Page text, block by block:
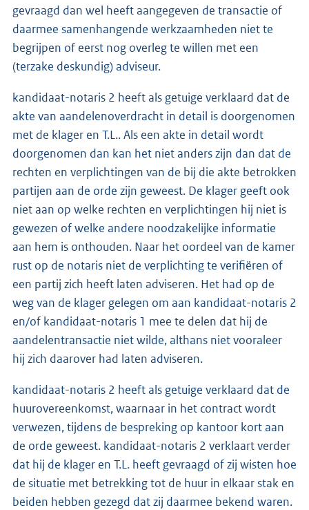
gevraagd dan wel heeft aangegeven de transactie of
daarmee samenhangende werkzaamheden niet te
begrijpen of eerst nog overleg te willen met een
(terzake deskundig) adviseur.
kandidaat-notaris 2 heeft als getuige verklaard dat de
akte van aandelenoverdracht in detail is doorgenomen
met de klager en T.L.. Als een akte in detail wordt
doorgenomen dan kan het niet anders zijn dan dat de
rechten en verplichtingen van de bij die akte betrokken
partijen aan de orde zijn geweest. De klager geeft ook
niet aan op welke rechten en verplichtingen hij niet is
gewezen of welke andere noodzakelijke informatie
aan hem is onthouden. Naar het oordeel van de kamer
rust op de notaris niet de verplichting te verifiëren of
een partij zich heeft laten adviseren. Het had op de
weg van de klager gelegen om aan kandidaat-notaris 2
en/of kandidaat-notaris 1 mee te delen dat hij de
aandelentransactie niet wilde, althans niet vooraleer
hij zich daarover had laten adviseren.
kandidaat-notaris 2 heeft als getuige verklaard dat de
huurovereenkomst, waarnaar in het contract wordt
verwezen, tijdens de bespreking op kantoor kort aan
de orde geweest. kandidaat-notaris 2 verklaart verder
dat hij de klager en T.L. heeft gevraagd of zij wisten hoe
de situatie met betrekking tot de huur in elkaar stak en
beiden hebben gezegd dat zij daarmee bekend waren.